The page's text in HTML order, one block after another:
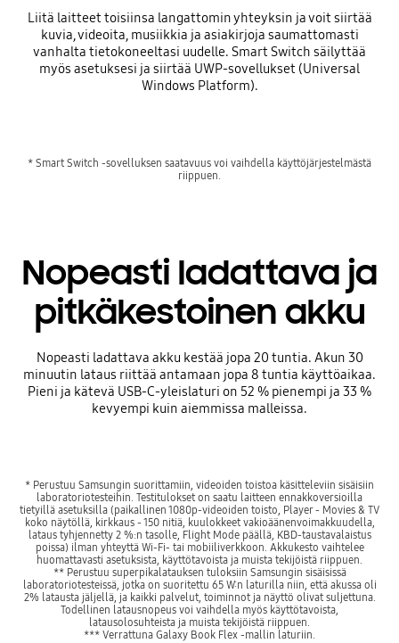
Liitä laitteet toisiinsa langattomin yhteyksin ja voit siirtää
kuvia, videoita, musiikkia ja asiakirjoja saumattomasti
vanhalta tietokoneeltasi uudelle. Smart Switch säilyttää
myös asetuksesi ja siirtää UWP-sovellukset (Universal
Windows Platform).
* Smart Switch -sovelluksen saatavuus voi vaihdella käyttöjärjestelmästä
riippuen.
Nopeasti ladattava ja
pitkäkestoinen akku
Nopeasti ladattava akku kestää jopa 20 tuntia. Akun 30
minuutin lataus riittää antamaan jopa 8 tuntia käyttöaikaa.
Pieni ja kätevä USB-C-yleislaturi on 52 % pienempi ja 33 %
kevyempi kuin aiemmissa malleissa.
* Perustuu Samsungin suorittamiin, videoiden toistoa käsitteleviin sisäisiin
laboratoriotesteihin. Testitulokset on saatu laitteen ennakkoversioilla
tietyillä asetuksilla (paikallinen 1080p-videoiden toisto, Player - Movies & TV
koko näytöllä, kirkkaus - 150 nitiä, kuulokkeet vakioäänenvoimakkuudella,
lataus tyhjennetty 2 %:n tasolle, Flight Mode päällä, KBD-taustavalaistus
poissa) ilman yhteyttä Wi-Fi- tai mobiiliverkkoon. Akkukesto vaihtelee
huomattavasti asetuksista, käyttötavoista ja muista tekijöistä riippuen.
** Perustuu superpikalatauksen tuloksiin Samsungin sisäisissä
laboratoriotesteissä, jotka on suoritettu 65 W:n laturilla niin, että akussa oli
2% latausta jäljellä, ja kaikki palvelut, toiminnot ja näyttö olivat suljettuna.
Todellinen latausnopeus voi vaihdella myös käyttötavoista,
latausolosuhteista ja muista tekijöistä riippuen.
*** Verrattuna Galaxy Book Flex -mallin laturiin.